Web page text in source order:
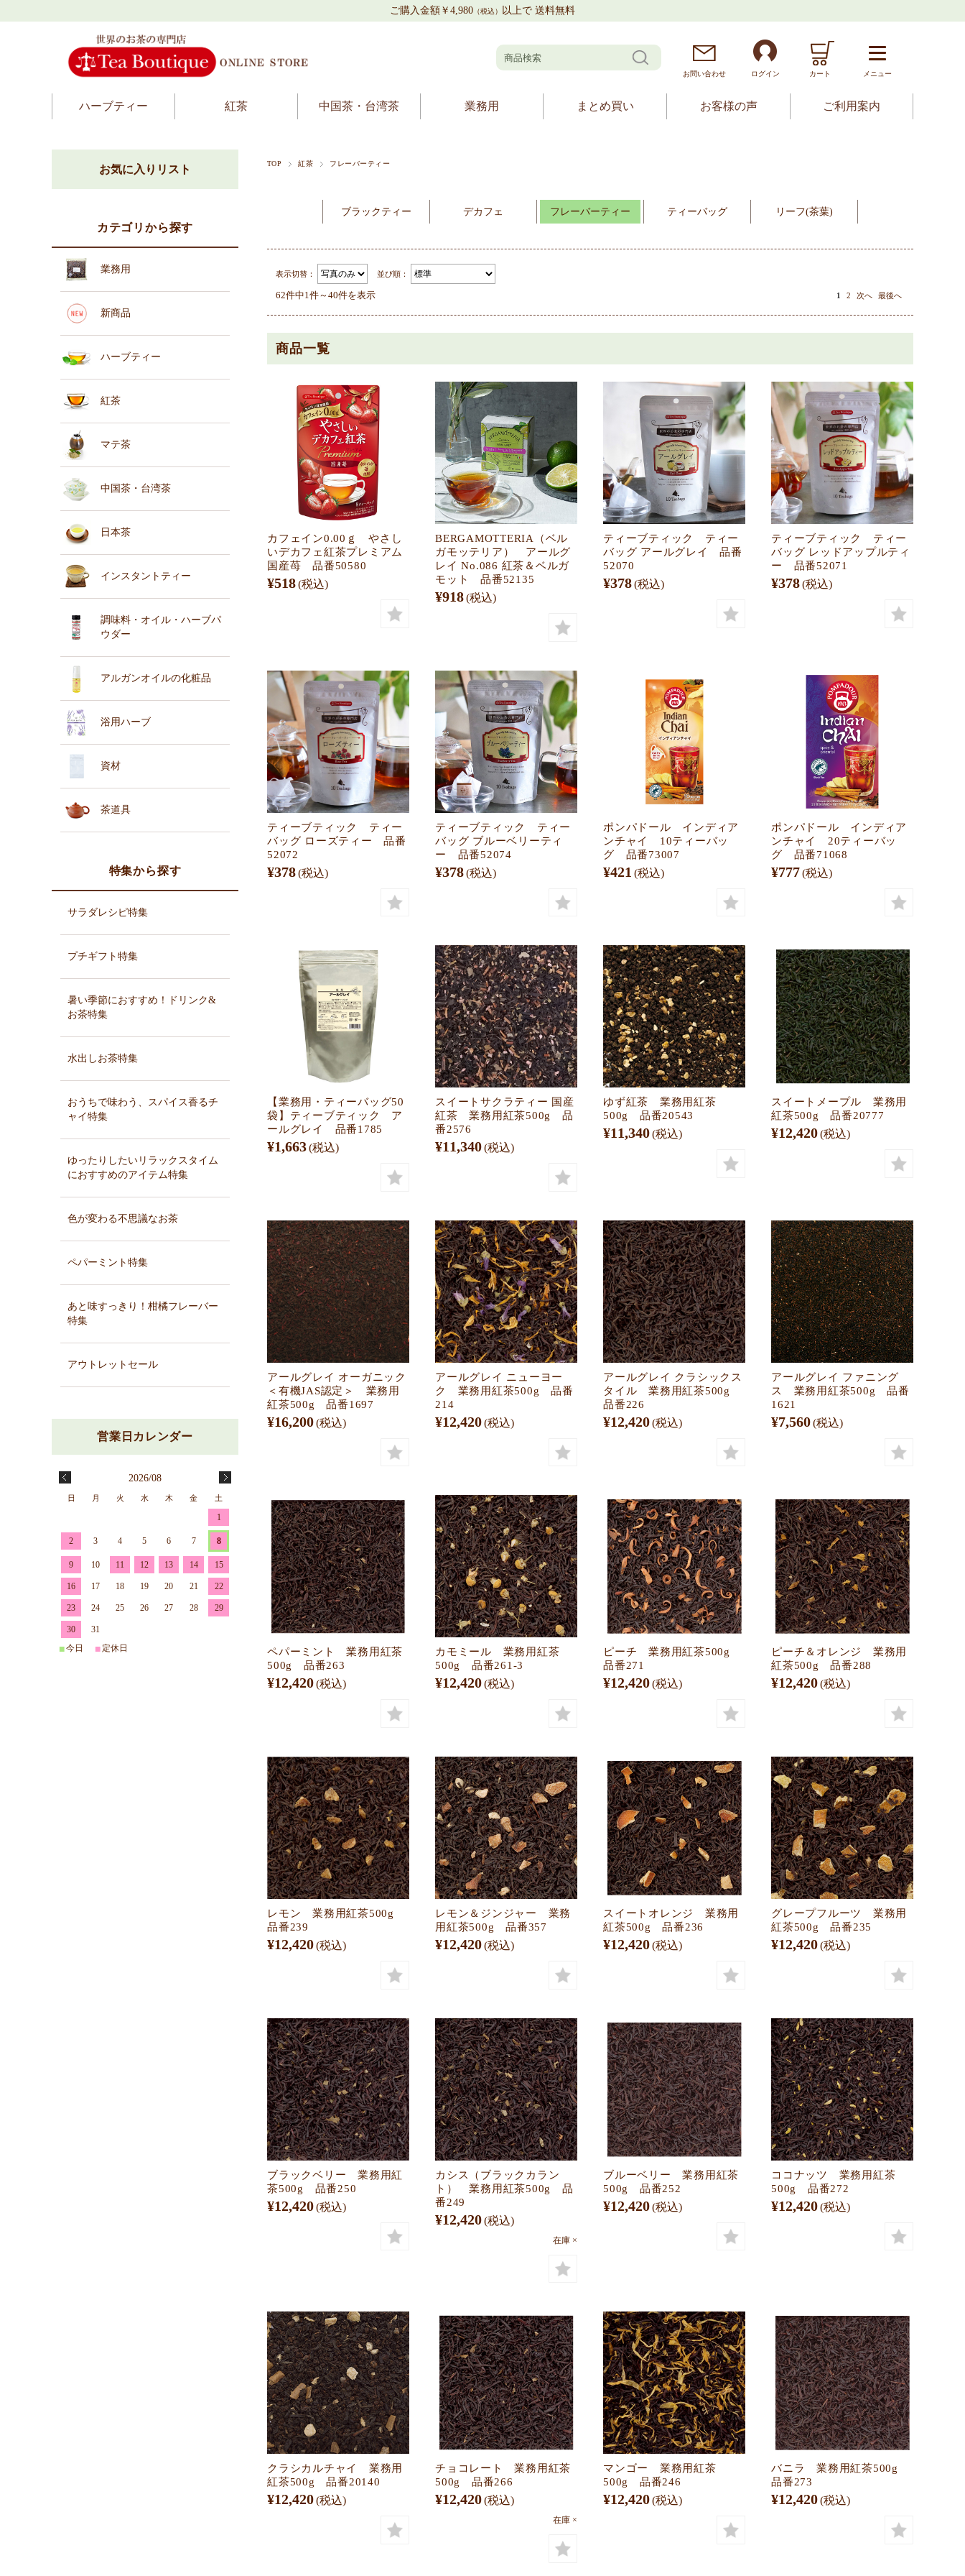
ご購入金額￥4,980 （税込） 以上で 送料無料
お問い合わせ ログイン カート メニュー
ハーブティー 紅茶 中国茶・台湾茶 業務用 まとめ買い お客様の声 ご利用案内
TOP 紅茶 フレーバーティー
ブラックティー デカフェ フレーバーティー ティーバッグ リーフ(茶葉)
表示切替： 並び順：
62件中1件～40件を表示 1 2 次へ 最後へ
商品一覧
カフェイン0.00ｇ やさし
いデカフェ紅茶プレミアム
国産苺 品番50580
¥518(税込)
BERGAMOTTERIA（ベル
ガモッテリア） アールグ
レイ No.086 紅茶＆ベルガ
モット 品番52135
¥918(税込)
ティーブティック ティー
バッグ アールグレイ 品番
52070
¥378(税込)
ティーブティック ティー
バッグ レッドアップルティ
ー 品番52071
¥378(税込)
ティーブティック ティー
バッグ ローズティー 品番
52072
¥378(税込)
ティーブティック ティー
バッグ ブルーベリーティ
ー 品番52074
¥378(税込)
ポンパドール インディア
ンチャイ 10ティーバッ
グ 品番73007
¥421 (税込)
ポンパドール インディア
ンチャイ 20ティーバッ
グ 品番71068
¥777(税込)
【業務用・ティーバッグ50
袋】ティーブティック ア
ールグレイ 品番1785
¥1,663(税込)
スイートサクラティー 国産
紅茶 業務用紅茶500g 品
番2576
¥11,340(税込)
ゆず紅茶 業務用紅茶
500g 品番20543
¥11,340(税込)
スイートメープル 業務用
紅茶500g 品番20777
¥12,420(税込)
アールグレイ オーガニック
＜有機JAS認定＞ 業務用
紅茶500g 品番1697
¥16,200(税込)
アールグレイ ニューヨー
ク 業務用紅茶500g 品番
214
¥12,420(税込)
アールグレイ クラシックス
タイル 業務用紅茶500g
品番226
¥12,420(税込)
アールグレイ ファニング
ス 業務用紅茶500g 品番
1621
¥7,560(税込)
ペパーミント 業務用紅茶
500g 品番263
¥12,420(税込)
カモミール 業務用紅茶
500g 品番261-3
¥12,420(税込)
ピーチ 業務用紅茶500g
品番271
¥12,420(税込)
ピーチ＆オレンジ 業務用
紅茶500g 品番288
¥12,420(税込)
レモン 業務用紅茶500g
品番239
¥12,420(税込)
レモン＆ジンジャー 業務
用紅茶500g 品番357
¥12,420(税込)
スイートオレンジ 業務用
紅茶500g 品番236
¥12,420(税込)
グレープフルーツ 業務用
紅茶500g 品番235
¥12,420(税込)
ブラックベリー 業務用紅
茶500g 品番250
¥12,420(税込)
カシス（ブラックカラン
ト） 業務用紅茶500g 品
番249
¥12,420(税込)
在庫 ×
ブルーベリー 業務用紅茶
500g 品番252
¥12,420(税込)
ココナッツ 業務用紅茶
500g 品番272
¥12,420(税込)
クラシカルチャイ 業務用
紅茶500g 品番20140
¥12,420(税込)
チョコレート 業務用紅茶
500g 品番266
¥12,420(税込)
在庫 ×
マンゴー 業務用紅茶
500g 品番246
¥12,420(税込)
バニラ 業務用紅茶500g
品番273
¥12,420(税込)
お気に入りリスト
カテゴリから探す
業務用
新商品
ハーブティー
紅茶
マテ茶
中国茶・台湾茶
日本茶
インスタントティー
調味料・オイル・ハーブパ
ウダー
アルガンオイルの化粧品
浴用ハーブ
資材
茶道具
特集から探す
サラダレシピ特集
プチギフト特集
暑い季節におすすめ！ドリンク&
お茶特集
水出しお茶特集
おうちで味わう、スパイス香るチ
ャイ特集
ゆったりしたいリラックスタイム
におすすめのアイテム特集
色が変わる不思議なお茶
ペパーミント特集
あと味すっきり！柑橘フレーバー
特集
アウトレットセール
2026/08
日 月 火 水 木 金 土
1
2 3 4 5 6 7 8
9 10 11 12 13 14 15
16 17 18 19 20 21 22
23 24 25 26 27 28 29
30 31
■今日 ■ 定休日